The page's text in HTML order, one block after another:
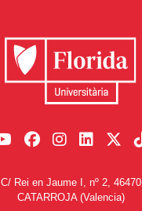
C/ Rei en Jaume I, nº 2, 46470
CATARROJA (Valencia)